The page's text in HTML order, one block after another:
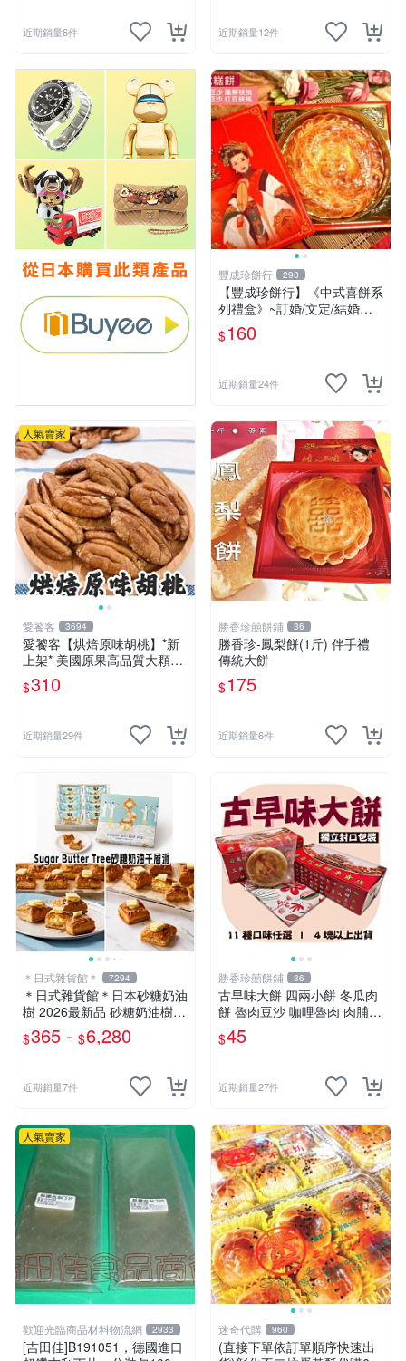
近期銷量6件 近期銷量12件
豐成珍餅行 293
【豐成珍餅行】《中式喜餅系
列禮盒》~訂婚/文定/結婚手
工喜餅禮盒
$160
近期銷量24件
人氣賣家
愛饕客 3694
愛饕客【烘焙原味胡桃】*新
上架* 美國原果高品質大顆
粒，新鮮現製低溫烘焙！300
g隨手包
$310
近期銷量29件
勝香珍囍餅鋪 36
勝香珍-鳳梨餅(1斤) 伴手禮
傳統大餅
$175
近期銷量6件
＊日式雜貨館＊ 7294
＊日式雜貨館＊日本砂糖奶油
樹 2026最新品 砂糖奶油樹
奶油夾心千層派 千層酥 Suge
r Butter Tree 千層酥 奶油千
$365 - $6,280
近期銷量7件
勝香珍囍餅鋪 36
古早味大餅 四兩小餅 冬瓜肉
餅 魯肉豆沙 咖哩魯肉 肉脯豆
沙 綠豆沙 白豆沙 烏豆沙 鳳
梨餅 紅豆麻糬 水晶餅 香菇素
$45
近期銷量27件
人氣賣家
歡迎光臨商品材料物流網 2933
[吉田佳]B191051，德國進口
迷奇代購 960
(直接下單依訂單順序快速出